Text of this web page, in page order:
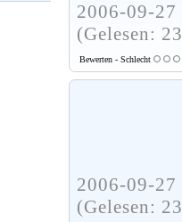
2006-09-
(Gelesen:
Bewerten - Schlecht
2006-09-
(Gelesen: